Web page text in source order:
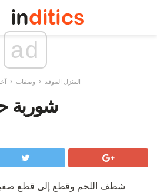
ad
المنزل الموقد وصفات
شوربة